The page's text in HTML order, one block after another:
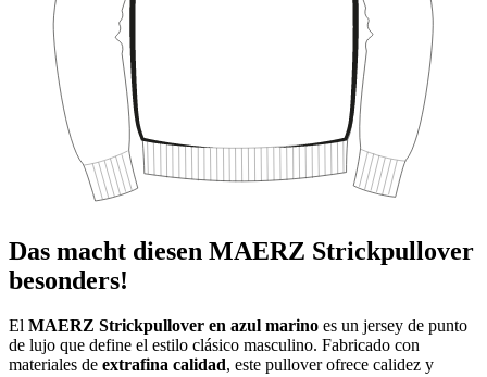
Das macht diesen MAERZ Strickpullover
besonders!
El MAERZ Strickpullover en azul marino es un jersey de punto
de lujo que define el estilo clásico masculino. Fabricado con
materiales de extrafina calidad, este pullover ofrece calidez y